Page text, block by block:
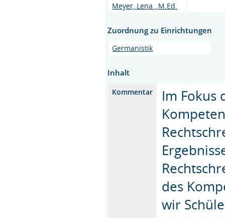
Meyer, Lena , M.Ed.
Zuordnung zu Einrichtungen
Germanistik
Inhalt
Kommentar
Im Fokus
des
wir